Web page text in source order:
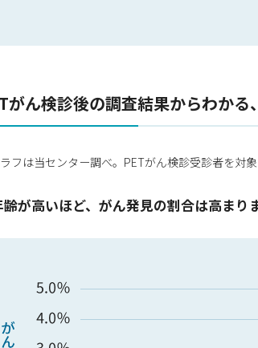
がん検診後の調査結果からわか
フは当センター調べ。PETがん検診受診者を対
が高いほど、がん発見の割合は高まり